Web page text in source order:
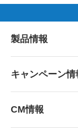
製品情報
キャンペーン情
CM情報